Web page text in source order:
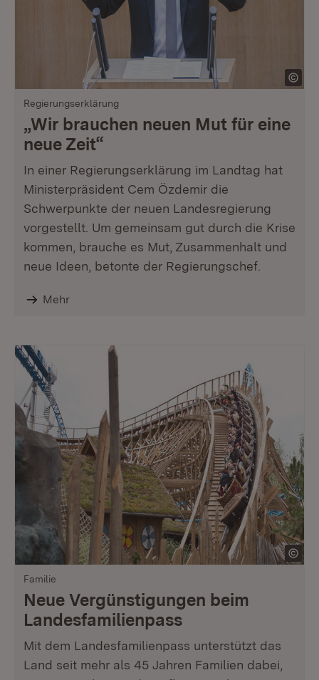
Regierungserklärung
„Wir brauchen neuen Mut für eine
neue Zeit“
In einer Regierungserklärung im Landtag hat
Ministerpräsident Cem Özdemir die
Schwerpunkte der neuen Landesregierung
vorgestellt. Um gemeinsam gut durch die Krise
kommen, brauche es Mut, Zusammenhalt und
neue Ideen, betonte der Regierungschef.
Mehr
Familie
Neue Vergünstigungen beim
Landesfamilienpass
Mit dem Landesfamilienpass unterstützt das
Land seit mehr als 45 Jahren Familien dabei,